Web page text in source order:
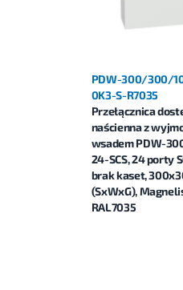
PDW-300/300/
0K3-S-R7035
Przełącznica
naścienna z
wsadem PDW-
24-SCS, 24 porty
brak kaset,
(SxWxG),
RAL7035